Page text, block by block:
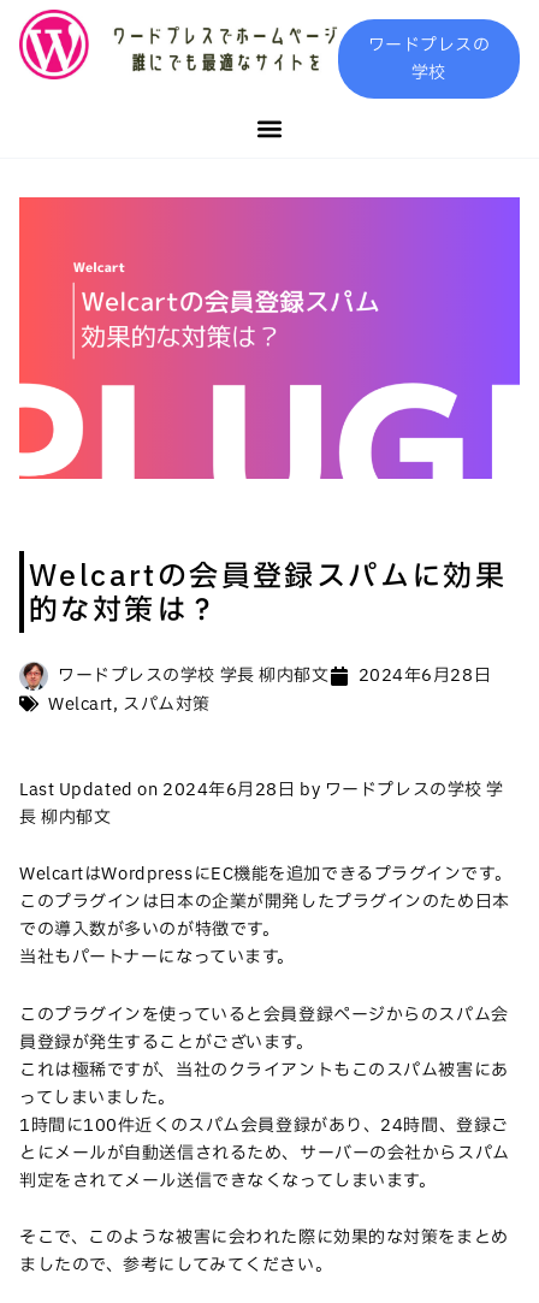
ワードプレスの
学校
Welcartの会員登録スパムに効果
的な対策は？
ワードプレスの学校 学長 柳内郁文
2024年6月28日
Welcart, スパム対策
Last Updated on 2024年6月28日 by ワードプレスの学校 学
長 柳内郁文
WelcartはWordpressにEC機能を追加できるプラグインです。
このプラグインは日本の企業が開発したプラグインのため日本
での導入数が多いのが特徴です。
当社もパートナーになっています。
このプラグインを使っていると会員登録ページからのスパム会
員登録が発生することがございます。
これは極稀ですが、当社のクライアントもこのスパム被害にあ
ってしまいました。
1時間に100件近くのスパム会員登録があり、24時間、登録ご
とにメールが自動送信されるため、サーバーの会社からスパム
判定をされてメール送信できなくなってしまいます。
そこで、このような被害に会われた際に効果的な対策をまとめ
ましたので、参考にしてみてください。